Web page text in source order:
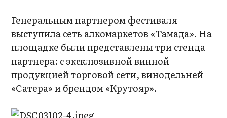
Генеральным партнером фестиваля
выступила сеть алкомаркетов «Тамада». На
площадке были представлены три стенда
партнера: с эксклюзивной винной
продукцией торговой сети, винодельней
«Сатера» и брендом «Крутояр».